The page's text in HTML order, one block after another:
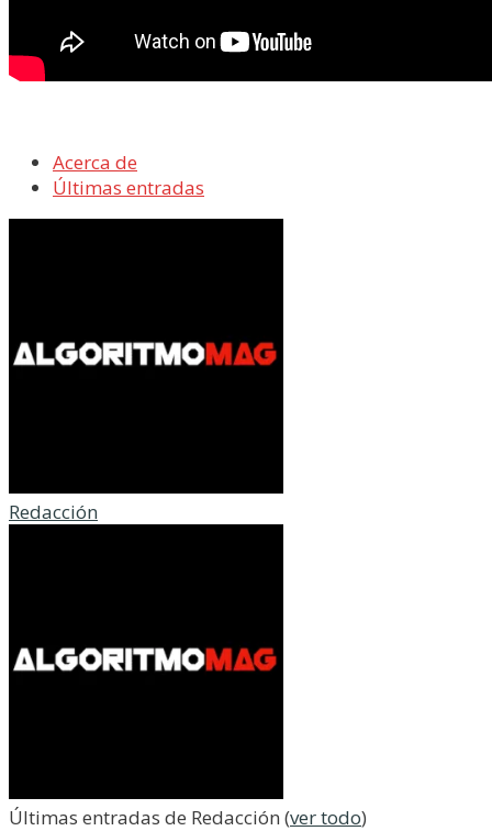
Acerca de
Últimas entradas
Redacción
Últimas entradas de Redacción (ver todo)